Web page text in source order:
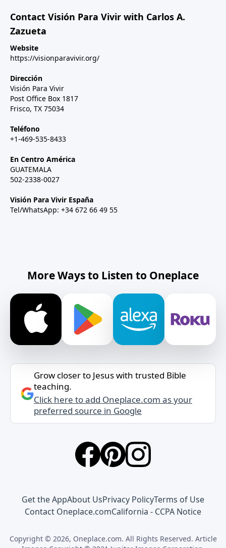
Contact Visión Para Vivir with Carlos A.
Zazueta
Website
https://visionparavivir.org/
Dirección
Visión Para Vivir
Post Office Box 1817
Frisco, TX 75034
Teléfono
+1-469-535-8433
En Centro América
GUATEMALA
502-2338-0027
Visión Para Vivir España
Tel/WhatsApp: +34 672 66 49 55
More Ways to Listen to Oneplace
Grow closer to Jesus with trusted Bible
teaching.
Click here to add Oneplace.com as your
preferred source in Google
Get the AppAbout UsPrivacy PolicyTerms of Use
Contact Oneplace.comCalifornia - CCPA Notice
Copyright © 2026, Oneplace.com. All Rights Reserved. Article